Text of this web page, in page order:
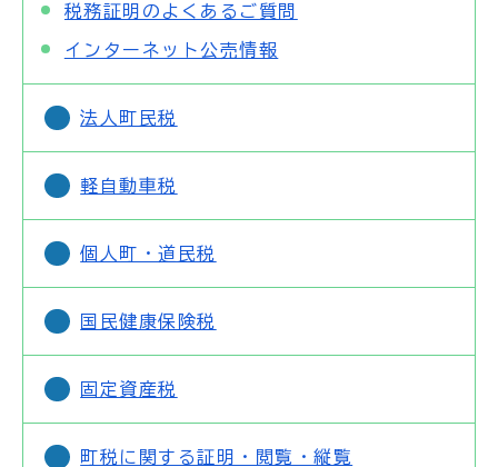
税務証明のよくあるご質問
インターネット公売情報
法人町民税
軽自動車税
個人町・道民税
国民健康保険税
固定資産税
町税に関する証明・閲覧・縦覧